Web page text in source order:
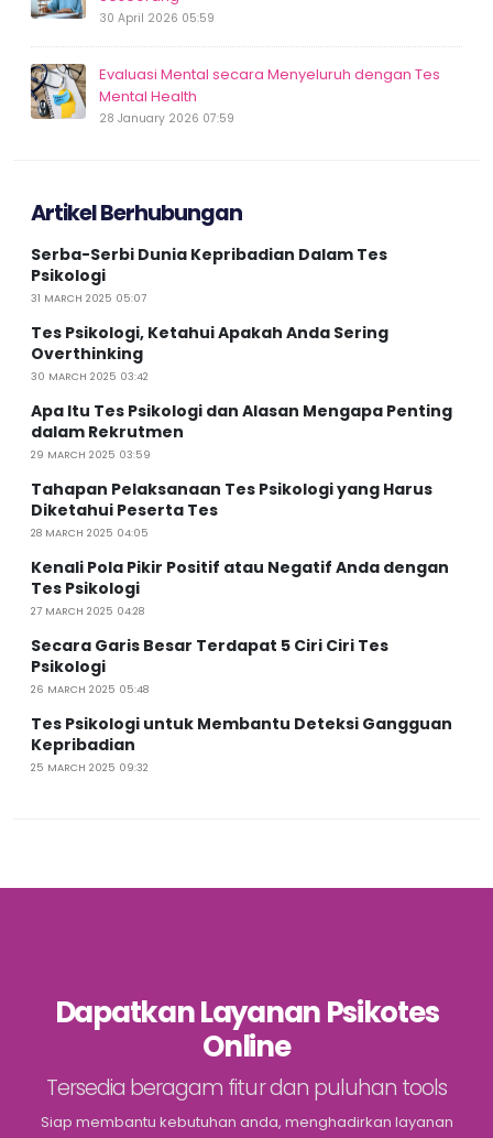
30 April 2026 05:59
Evaluasi Mental secara Menyeluruh dengan Tes
Mental Health
28 January 2026 07:59
Artikel Berhubungan
Serba-Serbi Dunia Kepribadian Dalam Tes
Psikologi
31 MARCH 2025 05:07
Tes Psikologi, Ketahui Apakah Anda Sering
Overthinking
30 MARCH 2025 03:42
Apa Itu Tes Psikologi dan Alasan Mengapa Penting
dalam Rekrutmen
29 MARCH 2025 03:59
Tahapan Pelaksanaan Tes Psikologi yang Harus
Diketahui Peserta Tes
28 MARCH 2025 04:05
Kenali Pola Pikir Positif atau Negatif Anda dengan
Tes Psikologi
27 MARCH 2025 04:28
Secara Garis Besar Terdapat 5 Ciri Ciri Tes
Psikologi
26 MARCH 2025 05:48
Tes Psikologi untuk Membantu Deteksi Gangguan
Kepribadian
25 MARCH 2025 09:32
Dapatkan Layanan Psikotes
Online
Tersedia beragam fitur dan puluhan tools
Siap membantu kebutuhan anda, menghadirkan layanan